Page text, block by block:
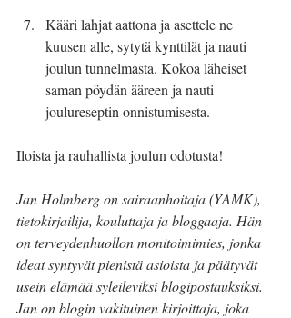
Kääri lahjat aattona ja asettele ne
kuusen alle, sytytä kynttilät ja nauti
joulun tunnelmasta. Kokoa läheiset
saman pöydän ääreen ja nauti
joulureseptin onnistumisesta.
Iloista ja rauhallista joulun odotusta!
Jan Holmberg on sairaanhoitaja (YAMK),
tietokirjailija, kouluttaja ja bloggaaja. Hän
on terveydenhuollon monitoimimies, jonka
ideat syntyvät pienistä asioista ja päätyvät
usein elämää syleileviksi blogipostauksiksi.
Jan on blogin vakituinen kirjoittaja, joka